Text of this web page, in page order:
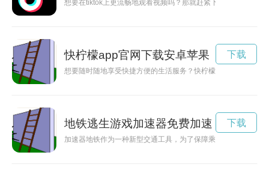
想要在tiktok上更流畅地观看视频吗？那就赶紧下载一个tiktok
快柠檬app官网下载安卓苹果
想要随时随地享受快捷方便的生活服务？快柠檬app是您的不
下载
地铁逃生游戏加速器免费加速
加速器地铁作为一种新型交通工具，为了保障乘客的安全，推
下载